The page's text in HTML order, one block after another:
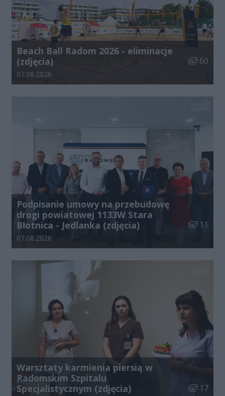
Beach Ball Radom 2026 - eliminacje
(zdjęcia)
Liczba
60
Data dodania galerii:
07.08.2026
Podpisanie umowy na przebudowę
drogi powiatowej 1133W Stara
Błotnica - Jedlanka (zdjęcia)
Liczba
11
Data dodania galerii:
07.08.2026
Warsztaty karmienia piersią w
Radomskim Szpitalu
Specjalistycznym (zdjęcia)
Liczba
17